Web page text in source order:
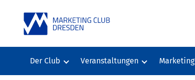
Der Club Veranstaltungen